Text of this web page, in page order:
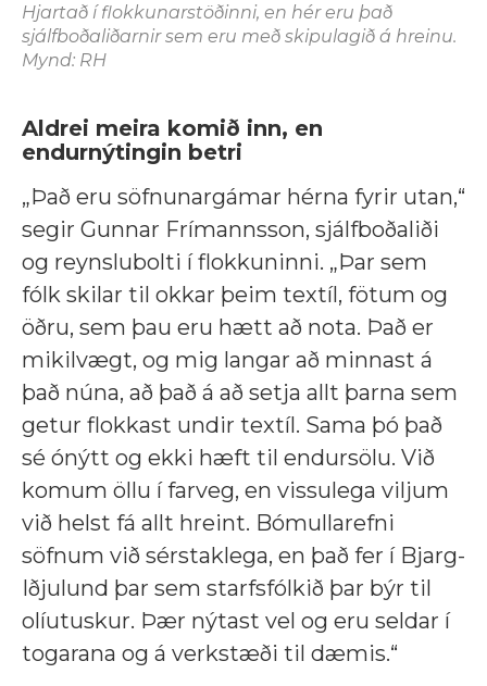
Hjartað í flokkunarstöðinni, en hér eru það
sjálfboðaliðarnir sem eru með skipulagið á hreinu.
Mynd: RH
Aldrei meira komið inn, en
endurnýtingin betri
„Það eru söfnunargámar hérna fyrir utan,“
segir Gunnar Frímannsson, sjálfboðaliði
og reynslubolti í flokkuninni. „Þar sem
fólk skilar til okkar þeim textíl, fötum og
öðru, sem þau eru hætt að nota. Það er
mikilvægt, og mig langar að minnast á
það núna, að það á að setja allt þarna sem
getur flokkast undir textíl. Sama þó það
sé ónýtt og ekki hæft til endursölu. Við
komum öllu í farveg, en vissulega viljum
við helst fá allt hreint. Bómullarefni
söfnum við sérstaklega, en það fer í Bjarg-
Iðjulund þar sem starfsfólkið þar býr til
olíutuskur. Þær nýtast vel og eru seldar í
togarana og á verkstæði til dæmis.“